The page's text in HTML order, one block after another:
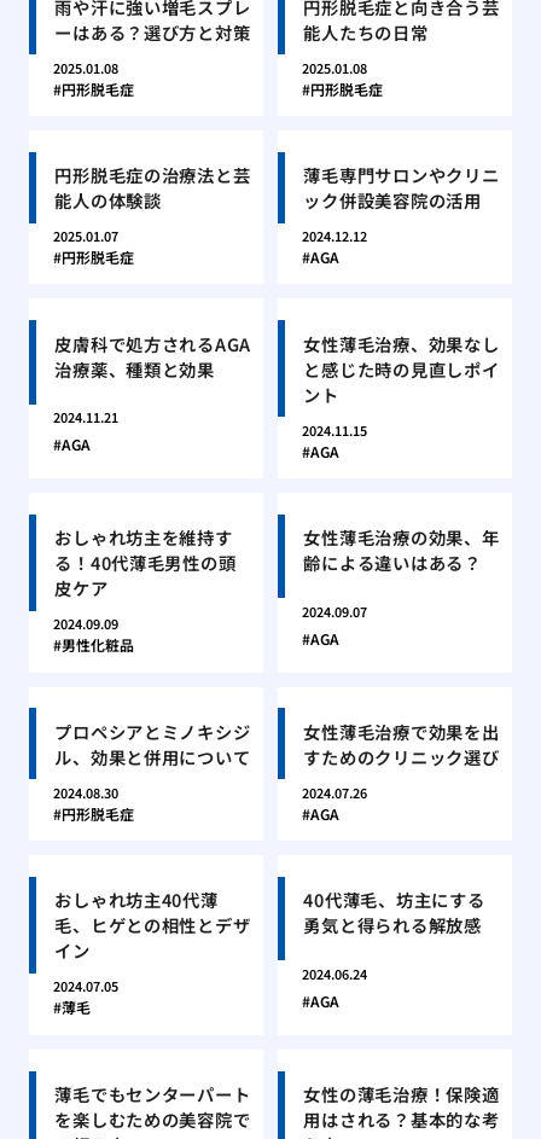
雨や汗に強い増毛スプレ
ーはある？選び方と対策
2025.01.08
円形脱毛症
円形脱毛症と向き合う芸
能人たちの日常
2025.01.08
円形脱毛症
円形脱毛症の治療法と芸
能人の体験談
2025.01.07
円形脱毛症
薄毛専門サロンやクリニ
ック併設美容院の活用
2024.12.12
AGA
皮膚科で処方されるAGA
治療薬、種類と効果
2024.11.21
AGA
女性薄毛治療、効果なし
と感じた時の見直しポイ
ント
2024.11.15
AGA
おしゃれ坊主を維持す
る！40代薄毛男性の頭
皮ケア
2024.09.09
男性化粧品
女性薄毛治療の効果、年
齢による違いはある？
2024.09.07
AGA
プロペシアとミノキシジ
ル、効果と併用について
2024.08.30
円形脱毛症
女性薄毛治療で効果を出
すためのクリニック選び
2024.07.26
AGA
おしゃれ坊主40代薄
毛、ヒゲとの相性とデザ
イン
2024.07.05
薄毛
40代薄毛、坊主にする
勇気と得られる解放感
2024.06.24
AGA
薄毛でもセンターパート
を楽しむための美容院で
女性の薄毛治療！保険適
用はされる？基本的な考